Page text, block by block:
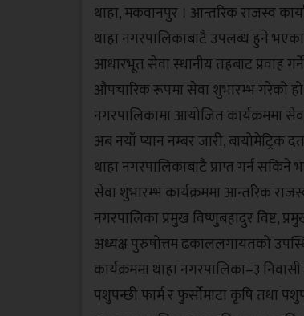
थाहा, मकवानपुर । आन्तरिक राजस्व
थाहा नगरपालिकाबाटै उपलब्ध हुने
आधारभूत सेवा स्थानीय तहबाट प्रवाह
औपचारिक रूपमा सेवा शुभारम्भ गरेको
नगरपालिकामा आयोजित कार्यक्रममा
अब नयाँ प्यान नम्बर जारी,
थाहा नगरपालिकाबाटै प्राप्त गर्न सकिने
सेवा शुभारम्भ कार्यक्रममा आन्तरिक
नगरपालिका प्रमुख विष्णुबहादुर विष्ट,
अध्यक्ष पुरुषोत्तम ढकाललगायतको
कार्यक्रममा थाहा नगरपालिका–३
पशुपन्छी फार्म र फुर्सोमाटा कृषि तथा